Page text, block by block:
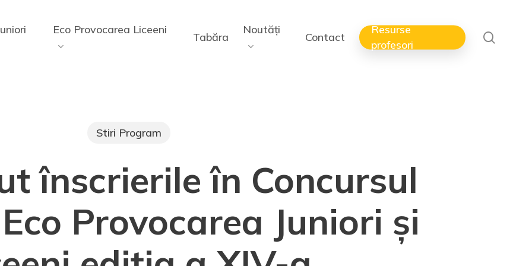
Eco Provocarea Liceeni
Tabăra
Noutăți
Contact
Resurse
profesori
Stiri Program
înscrierile în Concursul
Provocarea Juniori și